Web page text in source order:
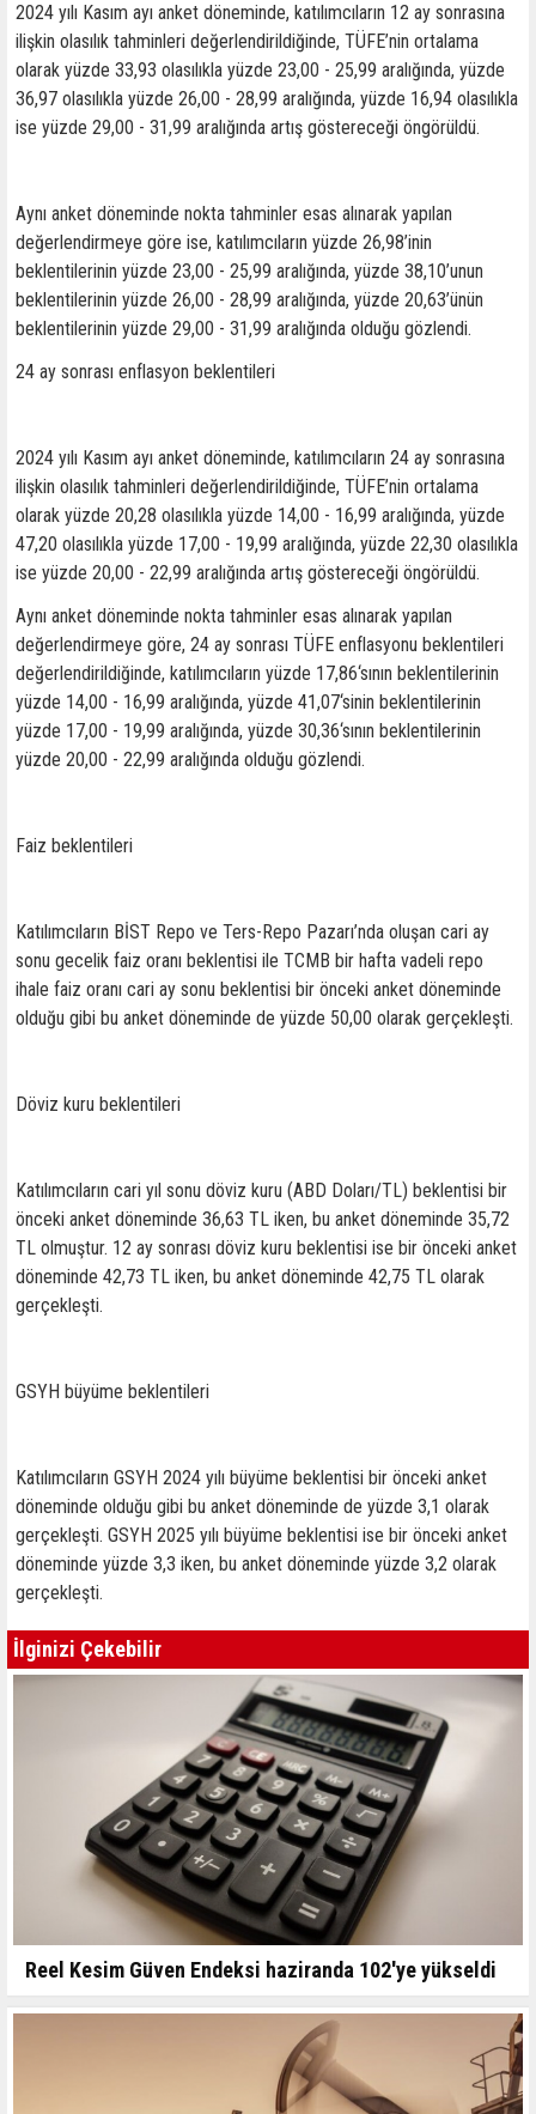
2024 yılı Kasım ayı anket döneminde, katılımcıların 12 ay sonrasına
ilişkin olasılık tahminleri değerlendirildiğinde, TÜFE’nin ortalama
olarak yüzde 33,93 olasılıkla yüzde 23,00 - 25,99 aralığında, yüzde
36,97 olasılıkla yüzde 26,00 - 28,99 aralığında, yüzde 16,94 olasılıkla
ise yüzde 29,00 - 31,99 aralığında artış göstereceği öngörüldü.
Aynı anket döneminde nokta tahminler esas alınarak yapılan
değerlendirmeye göre ise, katılımcıların yüzde 26,98’inin
beklentilerinin yüzde 23,00 - 25,99 aralığında, yüzde 38,10’unun
beklentilerinin yüzde 26,00 - 28,99 aralığında, yüzde 20,63’ünün
beklentilerinin yüzde 29,00 - 31,99 aralığında olduğu gözlendi.
24 ay sonrası enflasyon beklentileri
2024 yılı Kasım ayı anket döneminde, katılımcıların 24 ay sonrasına
ilişkin olasılık tahminleri değerlendirildiğinde, TÜFE’nin ortalama
olarak yüzde 20,28 olasılıkla yüzde 14,00 - 16,99 aralığında, yüzde
47,20 olasılıkla yüzde 17,00 - 19,99 aralığında, yüzde 22,30 olasılıkla
ise yüzde 20,00 - 22,99 aralığında artış göstereceği öngörüldü.
Aynı anket döneminde nokta tahminler esas alınarak yapılan
değerlendirmeye göre, 24 ay sonrası TÜFE enflasyonu beklentileri
değerlendirildiğinde, katılımcıların yüzde 17,86‘sının beklentilerinin
yüzde 14,00 - 16,99 aralığında, yüzde 41,07‘sinin beklentilerinin
yüzde 17,00 - 19,99 aralığında, yüzde 30,36‘sının beklentilerinin
yüzde 20,00 - 22,99 aralığında olduğu gözlendi.
Faiz beklentileri
Katılımcıların BİST Repo ve Ters-Repo Pazarı’nda oluşan cari ay
sonu gecelik faiz oranı beklentisi ile TCMB bir hafta vadeli repo
ihale faiz oranı cari ay sonu beklentisi bir önceki anket döneminde
olduğu gibi bu anket döneminde de yüzde 50,00 olarak gerçekleşti.
Döviz kuru beklentileri
Katılımcıların cari yıl sonu döviz kuru (ABD Doları/TL) beklentisi bir
önceki anket döneminde 36,63 TL iken, bu anket döneminde 35,72
TL olmuştur. 12 ay sonrası döviz kuru beklentisi ise bir önceki anket
döneminde 42,73 TL iken, bu anket döneminde 42,75 TL olarak
gerçekleşti.
GSYH büyüme beklentileri
Katılımcıların GSYH 2024 yılı büyüme beklentisi bir önceki anket
döneminde olduğu gibi bu anket döneminde de yüzde 3,1 olarak
gerçekleşti. GSYH 2025 yılı büyüme beklentisi ise bir önceki anket
döneminde yüzde 3,3 iken, bu anket döneminde yüzde 3,2 olarak
gerçekleşti.
İlginizi Çekebilir
Reel Kesim Güven Endeksi haziranda 102'ye yükseldi